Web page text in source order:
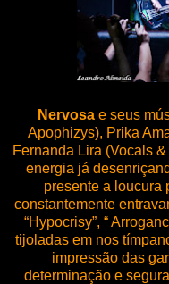
Nervosa e seus
Apophizys), Prika
Fernanda Lira (Vocals
energia já
presente a loucura
constantemente
“Hypocrisy”, “
tijoladas em nos
impressão das
determinação e